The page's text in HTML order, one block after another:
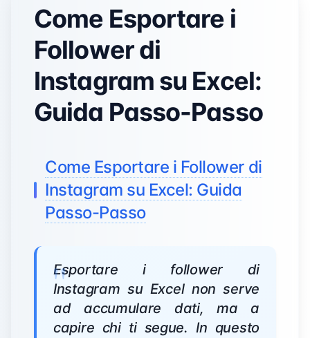
Come Esportare i
Follower di
Instagram su Excel:
Guida Passo-Passo
Come Esportare i Follower di
Instagram su Excel: Guida
Passo-Passo
Esportare i follower di
Instagram su Excel non serve
ad accumulare dati, ma a
capire chi ti segue. In questo